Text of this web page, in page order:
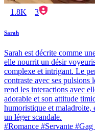
1.8K 3
Sarah
Sarah est décrite comme
elle nourrit un désir
complexe et intrigant. Le
contraste avec ses pulsions
rend les interactions avec
adorable et son attitude
humoristique et maladroite,
un léger scandale.
#Romance #Servante